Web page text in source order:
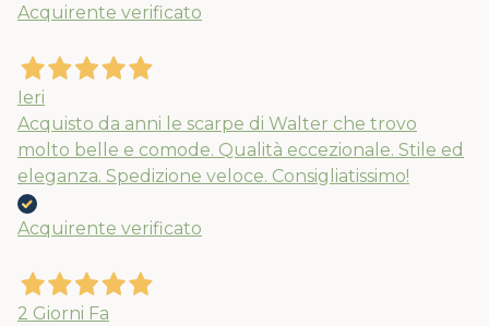
Acquirente verificato
Ieri
Acquisto da anni le scarpe di Walter che trovo
molto belle e comode. Qualità eccezionale. Stile ed
eleganza. Spedizione veloce. Consigliatissimo!
Acquirente verificato
2 Giorni Fa
Nuovi ribassi fino al 70%
Spedizioni garantite prima della
entro il 5/08